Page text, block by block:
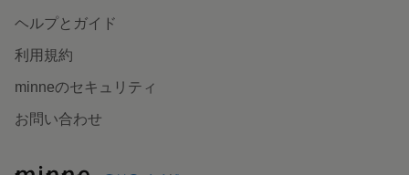
ヘルプとガイド
利用規約
minneのセキュリティ
お問い合わせ